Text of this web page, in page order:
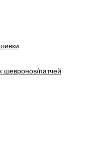
шевронов/патчей